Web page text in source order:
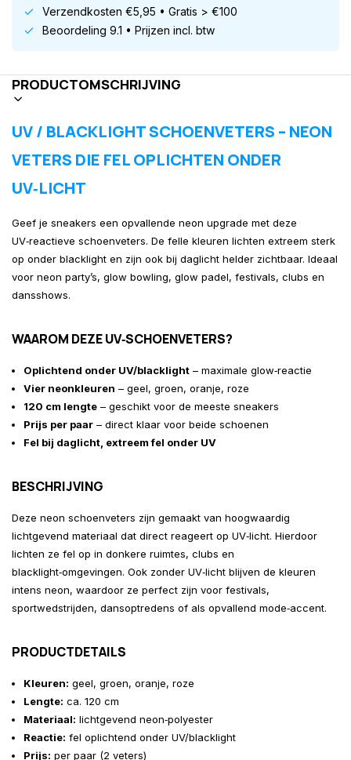
Verzendkosten €5,95 • Gratis > €100
Beoordeling 9.1 • Prijzen incl. btw
PRODUCTOMSCHRIJVING
UV / BLACKLIGHT SCHOENVETERS – NEON
VETERS DIE FEL OPLICHTEN ONDER
UV‑LICHT
Geef je sneakers een opvallende neon upgrade met deze
UV‑reactieve schoenveters. De felle kleuren lichten extreem sterk
op onder blacklight en zijn ook bij daglicht helder zichtbaar. Ideaal
voor neon party’s, glow bowling, glow padel, festivals, clubs en
dansshows.
WAAROM DEZE UV‑SCHOENVETERS?
Oplichtend onder UV/blacklight – maximale glow‑reactie
Vier neonkleuren – geel, groen, oranje, roze
120 cm lengte – geschikt voor de meeste sneakers
Prijs per paar – direct klaar voor beide schoenen
Fel bij daglicht, extreem fel onder UV
BESCHRIJVING
Deze neon schoenveters zijn gemaakt van hoogwaardig
lichtgevend materiaal dat direct reageert op UV‑licht. Hierdoor
lichten ze fel op in donkere ruimtes, clubs en
blacklight‑omgevingen. Ook zonder UV‑licht blijven de kleuren
intens neon, waardoor ze perfect zijn voor festivals,
sportwedstrijden, dansoptredens of als opvallend mode‑accent.
PRODUCTDETAILS
Kleuren: geel, groen, oranje, roze
Lengte: ca. 120 cm
Materiaal: lichtgevend neon‑polyester
Reactie: fel oplichtend onder UV/blacklight
Prijs: per paar (2 veters)